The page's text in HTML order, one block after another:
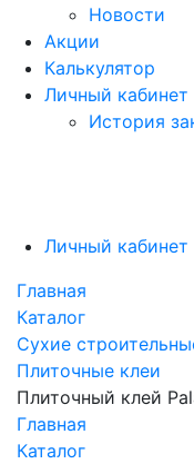
Новости
Акции
Калькулятор
Личный кабинет
История
Личный кабинет
Главная
Каталог
Сухие
Плиточные клеи
Плиточный клей
Главная
Каталог